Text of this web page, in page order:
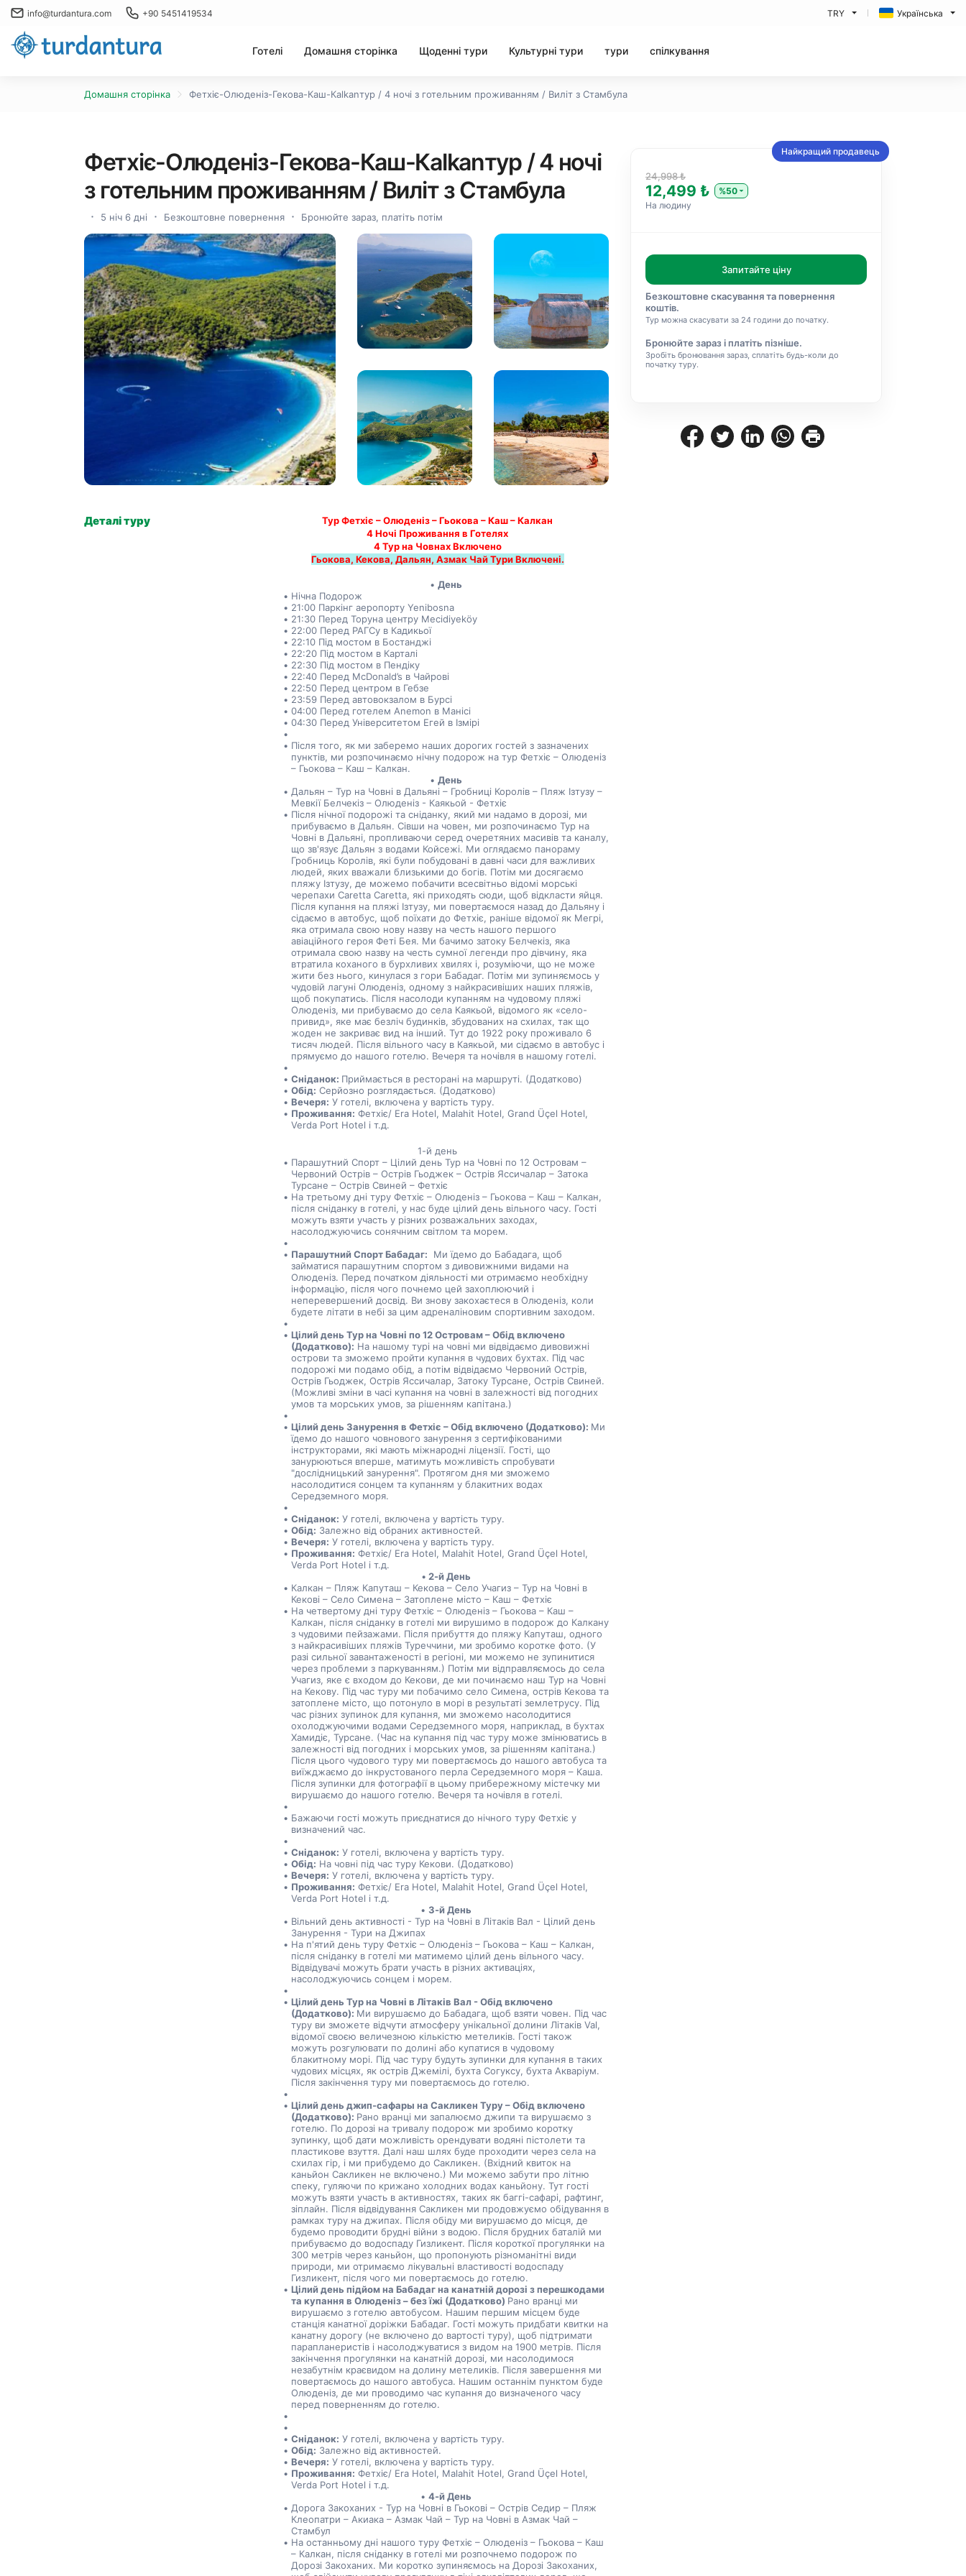
info@turdantura.com +90 5451419534 TRY Українська
Готелі Домашня сторінка Щоденні тури Культурні тури тури спілкування
Домашня сторінка Фетхіє-Олюденіз-Гекова-Каш-Кalkanтур / 4 ночі з готельним проживанням / Виліт з Стамбула
Фетхіє-Олюденіз-Гекова-Каш-Кalkanтур / 4 ночі
з готельним проживанням / Виліт з Стамбула
5 ніч 6 дні Безкоштовне повернення Бронюйте зараз, платіть потім
Деталі туру
Тур Фетхіє – Олюденіз – Гьокова – Каш – Калкан
4 Ночі Проживання в Готелях
4 Тур на Човнах Включено
Гьокова, Кекова, Дальян, Азмак Чай Тури Включені.
День
Нічна Подорож
21:00 Паркінг аеропорту Yenibosna
21:30 Перед Торуна центру Mecidiyeköy
22:00 Перед РАГСу в Кадикьої
22:10 Під мостом в Бостанджі
22:20 Під мостом в Карталі
22:30 Під мостом в Пендіку
22:40 Перед McDonald’s в Чайрові
22:50 Перед центром в Гебзе
23:59 Перед автовокзалом в Бурсі
04:00 Перед готелем Anemon в Манісі
04:30 Перед Університетом Егей в Ізмірі
Після того, як ми заберемо наших дорогих гостей з зазначених
пунктів, ми розпочинаємо нічну подорож на тур Фетхіє – Олюденіз
– Гьокова – Каш – Калкан.
День
Дальян – Тур на Човні в Дальяні – Гробниці Королів – Пляж Ізтузу –
Мевкії Белчекіз – Олюденіз - Каякьой - Фетхіє
Після нічної подорожі та сніданку, який ми надамо в дорозі, ми
прибуваємо в Дальян. Сівши на човен, ми розпочинаємо Тур на
Човні в Дальяні, пропливаючи серед очеретяних масивів та каналу,
що зв'язує Дальян з водами Койсежі. Ми оглядаємо панораму
Гробниць Королів, які були побудовані в давні часи для важливих
людей, яких вважали близькими до богів. Потім ми досягаємо
пляжу Ізтузу, де можемо побачити всесвітньо відомі морські
черепахи Caretta Caretta, які приходять сюди, щоб відкласти яйця.
Після купання на пляжі Ізтузу, ми повертаємося назад до Дальяну і
сідаємо в автобус, щоб поїхати до Фетхіє, раніше відомої як Мегрі,
яка отримала свою нову назву на честь нашого першого
авіаційного героя Феті Бея. Ми бачимо затоку Белчекіз, яка
отримала свою назву на честь сумної легенди про дівчину, яка
втратила коханого в бурхливих хвилях і, розуміючи, що не може
жити без нього, кинулася з гори Бабадаг. Потім ми зупиняємось у
чудовій лагуні Олюденіз, одному з найкрасивіших наших пляжів,
щоб покупатись. Після насолоди купанням на чудовому пляжі
Олюденіз, ми прибуваємо до села Каякьой, відомого як «село-
привид», яке має безліч будинків, збудованих на схилах, так що
жоден не закриває вид на інший. Тут до 1922 року проживало 6
тисяч людей. Після вільного часу в Каякьой, ми сідаємо в автобус і
прямуємо до нашого готелю. Вечеря та ночівля в нашому готелі.
Сніданок: Приймається в ресторані на маршруті. (Додатково)
Обід: Серйозно розглядається. (Додатково)
Вечеря: У готелі, включена у вартість туру.
Проживання: Фетхіє/ Era Hotel, Malahit Hotel, Grand Üçel Hotel,
Verda Port Hotel і т.д.
1-й день
Парашутний Спорт – Цілий день Тур на Човні по 12 Островам –
Червоний Острів – Острів Гьоджек – Острів Яссичалар – Затока
Турсане – Острів Свиней – Фетхіє
На третьому дні туру Фетхіє – Олюденіз – Гьокова – Каш – Калкан,
після сніданку в готелі, у нас буде цілий день вільного часу. Гості
можуть взяти участь у різних розважальних заходах,
насолоджуючись сонячним світлом та морем.
Парашутний Спорт Бабадаг: Ми їдемо до Бабадага, щоб
займатися парашутним спортом з дивовижними видами на
Олюденіз. Перед початком діяльності ми отримаємо необхідну
інформацію, після чого почнемо цей захоплюючий і
неперевершений досвід. Ви знову закохаєтеся в Олюденіз, коли
будете літати в небі за цим адреналіновим спортивним заходом.
Цілий день Тур на Човні по 12 Островам – Обід включено
(Додатково): На нашому турі на човні ми відвідаємо дивовижні
острови та зможемо пройти купання в чудових бухтах. Під час
подорожі ми подамо обід, а потім відвідаємо Червоний Острів,
Острів Гьоджек, Острів Яссичалар, Затоку Турсане, Острів Свиней.
(Можливі зміни в часі купання на човні в залежності від погодних
умов та морських умов, за рішенням капітана.)
Цілий день Занурення в Фетхіє – Обід включено (Додатково): Ми
їдемо до нашого човнового занурення з сертифікованими
інструкторами, які мають міжнародні ліцензії. Гості, що
занурюються вперше, матимуть можливість спробувати
"дослідницький занурення". Протягом дня ми зможемо
насолодитися сонцем та купанням у блакитних водах
Середземного моря.
Сніданок: У готелі, включена у вартість туру.
Обід: Залежно від обраних активностей.
Вечеря: У готелі, включена у вартість туру.
Проживання: Фетхіє/ Era Hotel, Malahit Hotel, Grand Üçel Hotel,
Verda Port Hotel і т.д.
2-й День
Калкан – Пляж Капуташ – Кекова – Село Учагиз – Тур на Човні в
Кекові – Село Симена – Затоплене місто – Каш – Фетхіє
На четвертому дні туру Фетхіє – Олюденіз – Гьокова – Каш –
Калкан, після сніданку в готелі ми вирушимо в подорож до Калкану
з чудовими пейзажами. Після прибуття до пляжу Капуташ, одного
з найкрасивіших пляжів Туреччини, ми зробимо коротке фото. (У
разі сильної завантаженості в регіоні, ми можемо не зупинитися
через проблеми з паркуванням.) Потім ми відправляємось до села
Учагиз, яке є входом до Кекови, де ми починаємо наш Тур на Човні
на Кекову. Під час туру ми побачимо село Симена, острів Кекова та
затоплене місто, що потонуло в морі в результаті землетрусу. Під
час різних зупинок для купання, ми зможемо насолодитися
охолоджуючими водами Середземного моря, наприклад, в бухтах
Хамидіє, Турсане. (Час на купання під час туру може змінюватись в
залежності від погодних і морських умов, за рішенням капітана.)
Після цього чудового туру ми повертаємось до нашого автобуса та
виїжджаємо до інкрустованого перла Середземного моря – Каша.
Після зупинки для фотографії в цьому прибережному містечку ми
вирушаємо до нашого готелю. Вечеря та ночівля в готелі.
Бажаючи гості можуть приєднатися до нічного туру Фетхіє у
визначений час.
Сніданок: У готелі, включена у вартість туру.
Обід: На човні під час туру Кекови. (Додатково)
Вечеря: У готелі, включена у вартість туру.
Проживання: Фетхіє/ Era Hotel, Malahit Hotel, Grand Üçel Hotel,
Verda Port Hotel і т.д.
3-й День
Вільний день активності - Тур на Човні в Літаків Вал - Цілий день
Занурення - Тури на Джипах
На п'ятий день туру Фетхіє – Олюденіз – Гьокова – Каш – Калкан,
після сніданку в готелі ми матимемо цілий день вільного часу.
Відвідувачі можуть брати участь в різних активаціях,
насолоджуючись сонцем і морем.
Цілий день Тур на Човні в Літаків Вал - Обід включено
(Додатково): Ми вирушаємо до Бабадага, щоб взяти човен. Під час
туру ви зможете відчути атмосферу унікальної долини Літаків Val,
відомої своєю величезною кількістю метеликів. Гості також
можуть розгулювати по долині або купатися в чудовому
блакитному морі. Під час туру будуть зупинки для купання в таких
чудових місцях, як острів Джемілі, бухта Согуксу, бухта Акваріум.
Після закінчення туру ми повертаємось до готелю.
Цілий день джип-сафары на Сакликен Туру – Обід включено
(Додатково): Рано вранці ми запалюємо джипи та вирушаємо з
готелю. По дорозі на тривалу подорож ми зробимо коротку
зупинку, щоб дати можливість орендувати водяні пістолети та
пластикове взуття. Далі наш шлях буде проходити через села на
схилах гір, і ми прибудемо до Сакликен. (Вхідний квиток на
каньйон Сакликен не включено.) Ми можемо забути про літню
спеку, гуляючи по крижано холодних водах каньйону. Тут гості
можуть взяти участь в активностях, таких як баггі-сафарі, рафтинг,
зіплайн. Після відвідування Сакликен ми продовжуємо обідування в
рамках туру на джипах. Після обіду ми вирушаємо до місця, де
будемо проводити брудні війни з водою. Після брудних баталій ми
прибуваємо до водоспаду Гизликент. Після короткої прогулянки на
300 метрів через каньйон, що пропонують різноманітні види
природи, ми отримаємо лікувальні властивості водоспаду
Гизликент, після чого ми повертаємось до готелю.
Цілий день підйом на Бабадаг на канатній дорозі з перешкодами
та купання в Олюденіз – без їжі (Додатково) Рано вранці ми
вирушаємо з готелю автобусом. Нашим першим місцем буде
станція канатної доріжки Бабадаг. Гості можуть придбати квитки на
канатну дорогу (не включено до вартості туру), щоб підтримати
парапланеристів і насолоджуватися з видом на 1900 метрів. Після
закінчення прогулянки на канатній дорозі, ми насолодимося
незабутнім краєвидом на долину метеликів. Після завершення ми
повертаємось до нашого автобуса. Нашим останнім пунктом буде
Олюденіз, де ми проводимо час купання до визначеного часу
перед поверненням до готелю.
Сніданок: У готелі, включена у вартість туру.
Обід: Залежно від активностей.
Вечеря: У готелі, включена у вартість туру.
Проживання: Фетхіє/ Era Hotel, Malahit Hotel, Grand Üçel Hotel,
Verda Port Hotel і т.д.
4-й День
Дорога Закоханих - Тур на Човні в Гьокові – Острів Седир – Пляж
Клеопатри – Акиака – Азмак Чай – Тур на Човні в Азмак Чай –
Стамбул
На останньому дні нашого туру Фетхіє – Олюденіз – Гьокова – Каш
– Калкан, після сніданку в готелі ми розпочнемо подорож по
Дорозі Закоханих. Ми коротко зупиняємось на Дорозі Закоханих,
Найкращий продавець
24,998 ₺
12,499 ₺
%50
На людину
Запитайте ціну
Безкоштовне скасування та повернення
коштів.
Тур можна скасувати за 24 години до початку.
Бронюйте зараз і платіть пізніше.
Зробіть бронювання зараз, сплатіть будь-коли до
початку туру.